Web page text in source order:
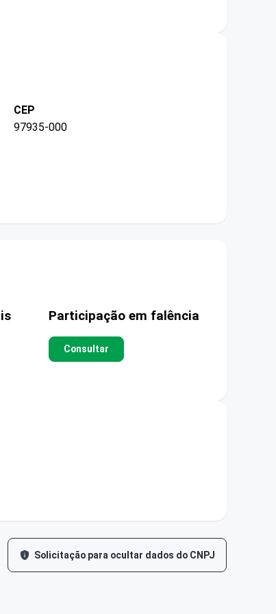
CEP
97935-000
Participação em falência
Consultar
Solicitação para ocultar dados do CNPJ